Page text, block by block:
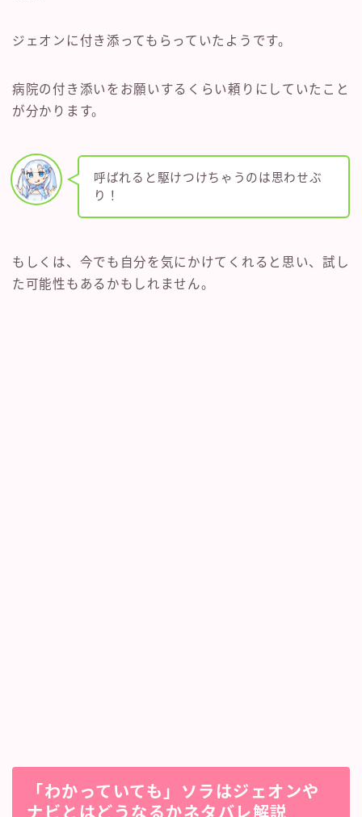
ジェオンに付き添ってもらっていたようです。
病院の付き添いをお願いするくらい頼りにしていたこと
が分かります。
呼ばれると駆けつけちゃうのは思わせぶ
り！
もしくは、今でも自分を気にかけてくれると思い、試し
た可能性もあるかもしれません。
「わかっていても」ソラはジェオンや
ナビとはどうなるかネタバレ解説